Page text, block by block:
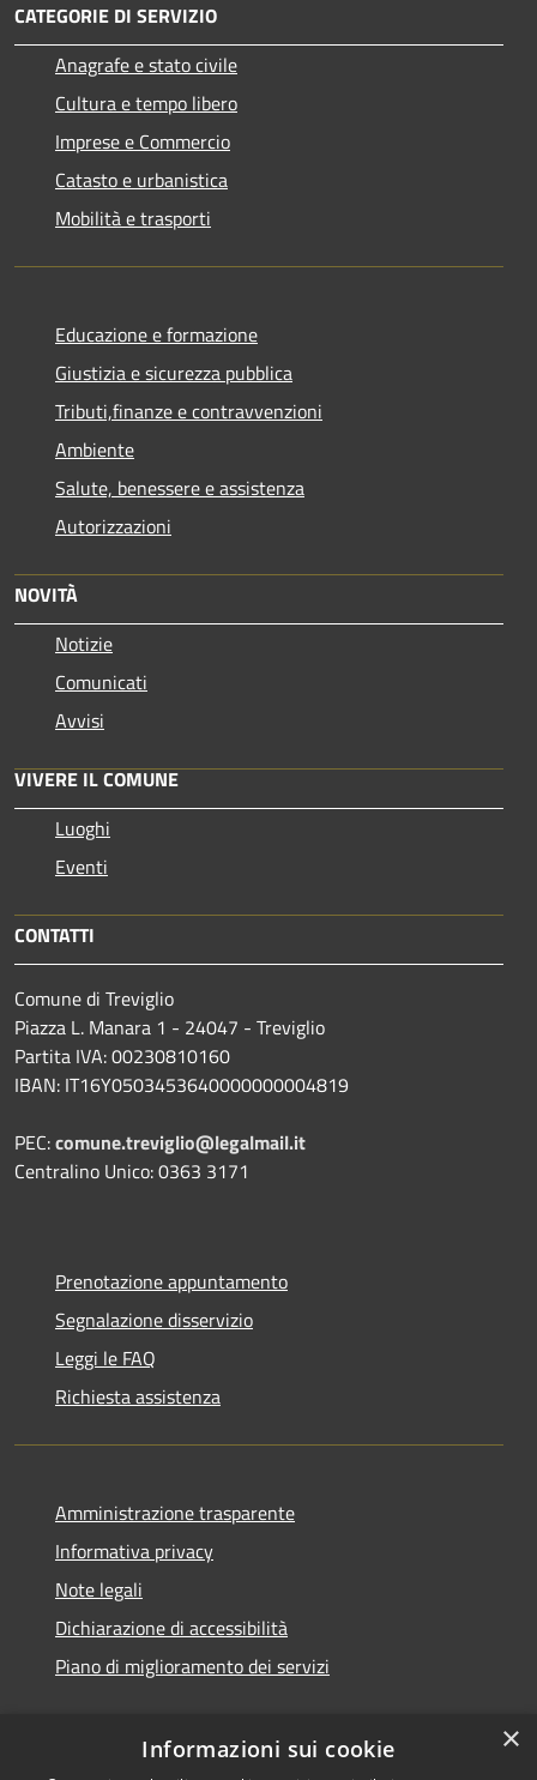
CATEGORIE DI SERVIZIO
Anagrafe e stato civile
Cultura e tempo libero
Imprese e Commercio
Catasto e urbanistica
Mobilità e trasporti
Educazione e formazione
Giustizia e sicurezza pubblica
Tributi,finanze e contravvenzioni
Ambiente
Salute, benessere e assistenza
Autorizzazioni
NOVITÀ
Notizie
Comunicati
Avvisi
VIVERE IL COMUNE
Luoghi
Eventi
CONTATTI
Comune di Treviglio
Piazza L. Manara 1 - 24047 - Treviglio
Partita IVA: 00230810160
IBAN: IT16Y0503453640000000004819
PEC:comune.treviglio@legalmail.it
Centralino Unico: 0363 3171
Prenotazione appuntamento
Segnalazione disservizio
Leggi le FAQ
Richiesta assistenza
Amministrazione trasparente
Informativa privacy
Note legali
Dichiarazione di accessibilità
Piano di miglioramento dei servizi
×
Informazioni sui cookie